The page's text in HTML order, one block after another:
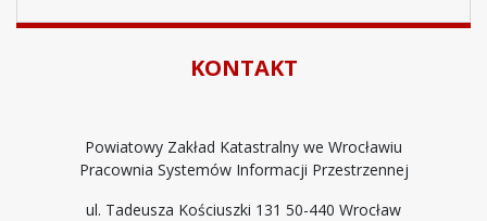
KONTAKT
Powiatowy Zakład Katastralny we Wrocławiu
Pracownia Systemów Informacji Przestrzennej
ul. Tadeusza Kościuszki 131 50-440 Wrocław